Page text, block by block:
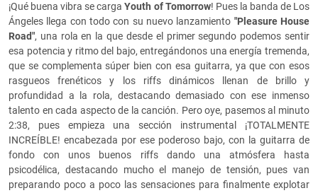
¡Qué buena vibra se cargaYouth of Tomorrow! Pues la banda de Los
Ángeles llega con todo con su nuevo lanzamiento "Pleasure House
Road", una rola en la que desde el primer segundo podemos sentir
esa potencia y ritmo del bajo, entregándonos una energía tremenda,
que se complementa súper bien con esa guitarra, ya que con esos
rasgueos frenéticos y los riffs dinámicos llenan de brillo y
profundidad a la rola, destacando demasiado con ese inmenso
talento en cada aspecto de la canción. Pero oye, pasemos al minuto
2:38, pues empieza una sección instrumental ¡TOTALMENTE
INCREÍBLE! encabezada por ese poderoso bajo, con la guitarra de
fondo con unos buenos riffs dando una atmósfera hasta
psicodélica, destacando mucho el manejo de tensión, pues van
preparando poco a poco las sensaciones para finalmente explotar